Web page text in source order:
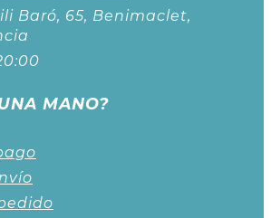
Baró, 65, Benimaclet,
MANO?